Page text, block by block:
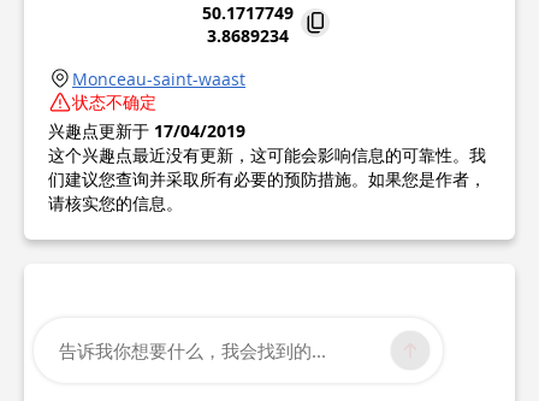
50.1717749
3.8689234
Monceau-saint-waast
状态不确定
兴趣点更新于 17/04/2019
这个兴趣点最近没有更新，这可能会影响信息的可靠性。我
们建议您查询并采取所有必要的预防措施。如果您是作者，
请核实您的信息。
告诉我你想要什么，我会找到的...